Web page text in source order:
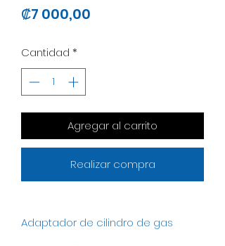
₡7 000,00
Cantidad *
Agregar al carrito
Realizar compra
Adaptador de cilindro de gas